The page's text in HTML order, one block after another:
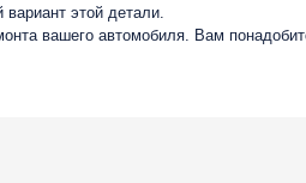
этой детали.
вашего автомобиля. Вам